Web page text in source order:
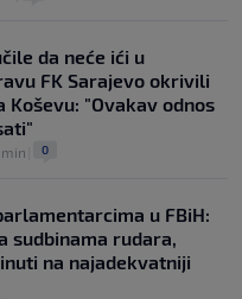
da neće ići u
FK Sarajevo okrivili
Koševu: "Ovakav odnos
0
u FBiH:
sudbinama rudara,
na najadekvatniji